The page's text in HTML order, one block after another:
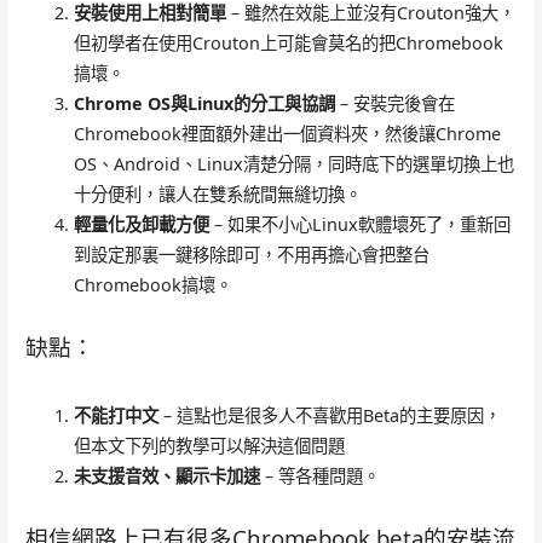
安裝使用上相對簡單– 雖然在效能上並沒有Crouton強大，
但初學者在使用Crouton上可能會莫名的把Chromebook
搞壞。
Chrome OS與Linux的分工與協調 – 安裝完後會在
Chromebook裡面額外建出一個資料夾，然後讓Chrome
OS、Android、Linux清楚分隔，同時底下的選單切換上也
十分便利，讓人在雙系統間無縫切換。
輕量化及卸載方便– 如果不小心Linux軟體壞死了，重新回
到設定那裏一鍵移除即可，不用再擔心會把整台
Chromebook搞壞。
缺點：
不能打中文– 這點也是很多人不喜歡用Beta的主要原因，
但本文下列的教學可以解決這個問題
未支援音效、顯示卡加速– 等各種問題。